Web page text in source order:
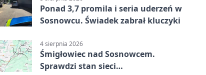
Ponad 3,7 promila i seria uderzeń w
Sosnowcu. Świadek zabrał kluczyki
4 sierpnia 2026
Śmigłowiec nad Sosnowcem.
Sprawdzi stan sieci